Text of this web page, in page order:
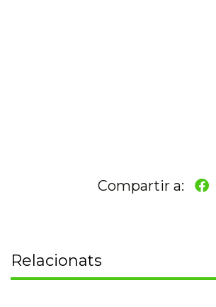
Compartir a:
Relacionats